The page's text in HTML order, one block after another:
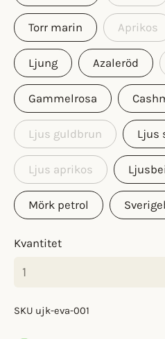
Torr marin Aprikos
Ljung Azaleröd
Gammelrosa
Ljus guldbrun Ljus
Ljus aprikos
Mörk petrol
Kvantitet
SKU ujk-eva-001